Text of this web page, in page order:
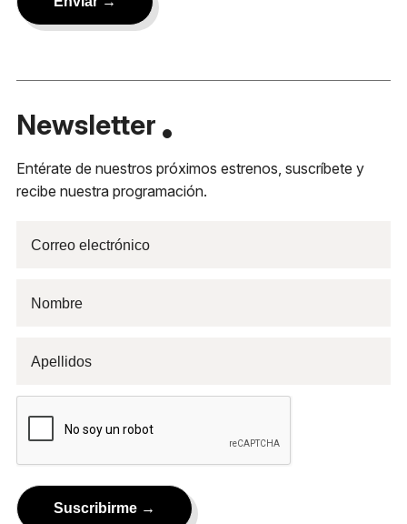
Newsletter
Entérate de nuestros próximos estrenos, suscríbete y
recibe nuestra programación.